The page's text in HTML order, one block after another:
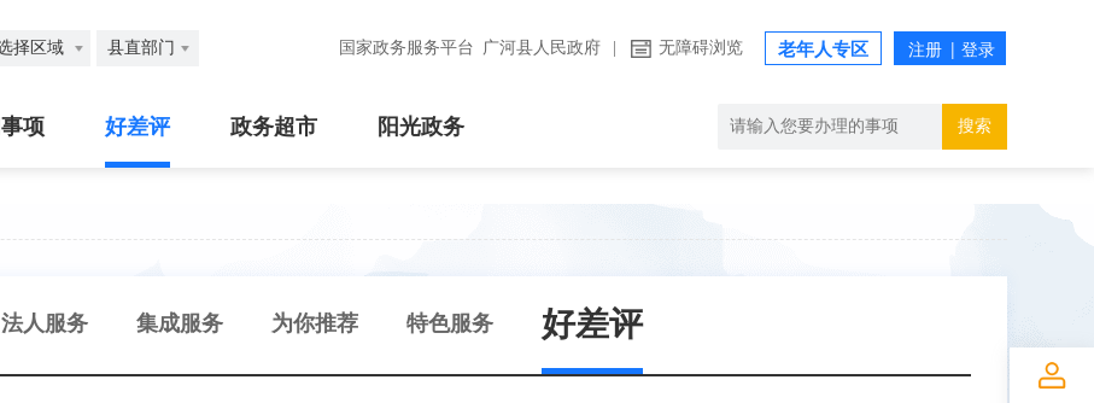
择区域 县直部门 国家政务服务平台 广河县人民政府 无障碍浏览 老年人专区
项 好差评 政务超市 阳光政务 搜索
法人服务 集成服务 为你推荐 特色服务 好差评